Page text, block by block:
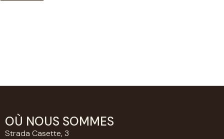
OÙ NOUS SOMMES
Strada Casette, 3